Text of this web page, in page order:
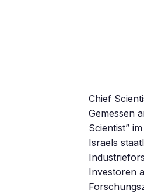
Chief
Gemessen
Scientist”
Israels
Investoren